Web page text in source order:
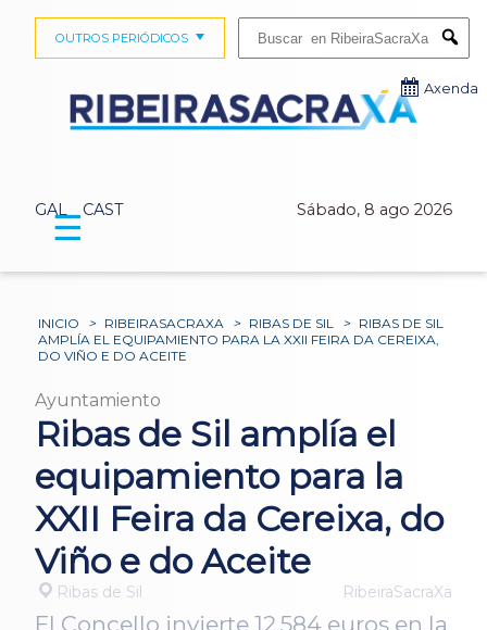
GAL CAST Sábado, 8 ago 2026
OUTROS PERIÓDICOS
Axenda
☰
INICIO > RIBEIRASACRAXA > RIBAS DE SIL > RIBAS DE SIL
AMPLÍA EL EQUIPAMIENTO PARA LA XXII FEIRA DA CEREIXA,
DO VIÑO E DO ACEITE
Ayuntamiento
Ribas de Sil amplía el
equipamiento para la
XXII Feira da Cereixa, do
Viño e do Aceite
Ribas de Sil RibeiraSacraXa
El Concello invierte 12.584 euros en la